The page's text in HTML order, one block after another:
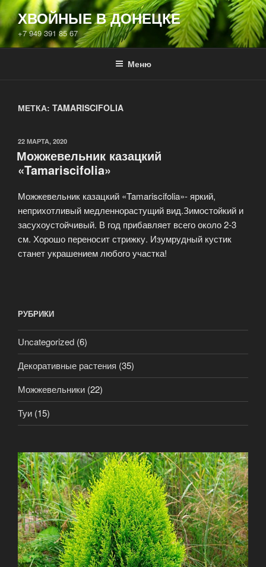
Перейти
к
содержимому
ХВОЙНЫЕ В ДОНЕЦКЕ
+7 949 391 85 67
Меню
МЕТКА: TAMARISCIFOLIA
ОПУБЛИКОВАНО
22 МАРТА, 2020
Можжевельник казацкий
«Tamariscifolia»
Можжевельник казацкий «Tamariscifolia»- яркий,
неприхотливый медленнорастущий вид.Зимостойкий и
засухоустойчивый. В год прибавляет всего около 2-3
см. Хорошо переносит стрижку. Изумрудный кустик
станет украшением любого участка!
РУБРИКИ
Uncategorized (6)
Декоративные растения (35)
Можжевельники (22)
Туи (15)